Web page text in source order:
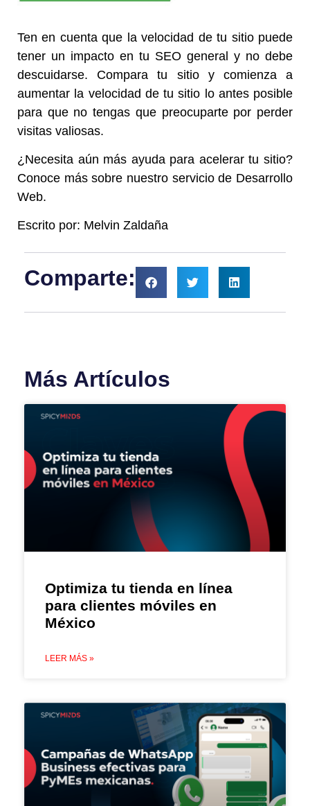
Ten en cuenta que la velocidad de tu sitio puede
tener un impacto en tu SEO general y no debe
descuidarse. Compara tu sitio y comienza a
aumentar la velocidad de tu sitio lo antes posible
para que no tengas que preocuparte por perder
visitas valiosas.
¿Necesita aún más ayuda para acelerar tu sitio?
Conoce más sobre nuestro servicio de Desarrollo
Web.
Escrito por: Melvin Zaldaña
Comparte:
Más Artículos
Optimiza tu tienda en línea
para clientes móviles en
México
LEER MÁS »